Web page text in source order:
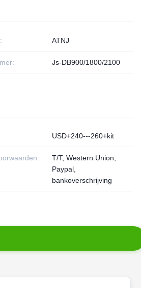
ATNJ
Js-DB900/1800/2100
USD+240---260+kit
T/T, Western Union,
Paypal,
bankoverschrijving